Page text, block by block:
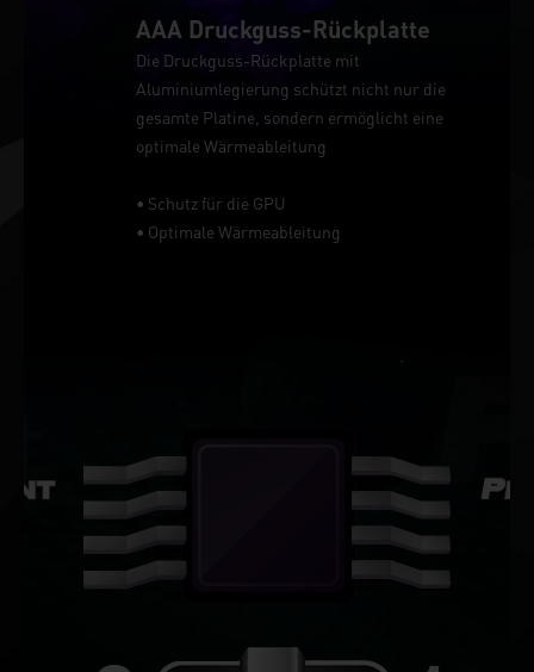
AAA Druckguss-Rückplatte
Die Druckguss-Rückplatte mit
Aluminiumlegierung schützt nicht nur die
gesamte Platine, sondern ermöglicht eine
optimale Wärmeableitung
• Schutz für die GPU
• Optimale Wärmeableitung